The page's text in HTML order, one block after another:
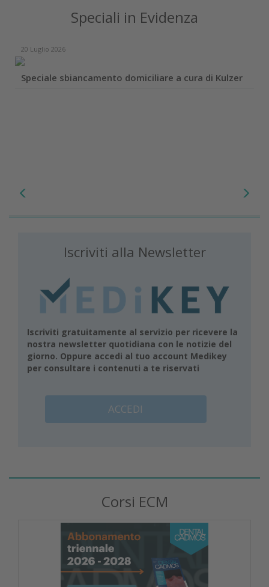
Speciali in Evidenza
20 Luglio 2026
Speciale sbiancamento domiciliare a cura di Kulzer
Iscriviti alla Newsletter
Iscriviti gratuitamente al servizio per ricevere la
nostra newsletter quotidiana con le notizie del
giorno. Oppure accedi al tuo account Medikey
per consultare i contenuti a te riservati
ACCEDI
Corsi ECM